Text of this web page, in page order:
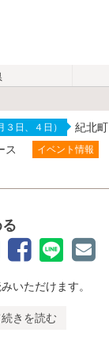
日、４日） 紀北町
ス イベント情報
いただけます。
きを読む